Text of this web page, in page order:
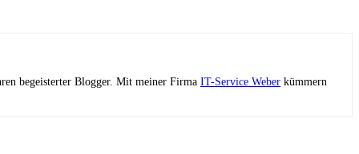
begeisterter Blogger. Mit meiner Firma IT-Service Weber kümmern